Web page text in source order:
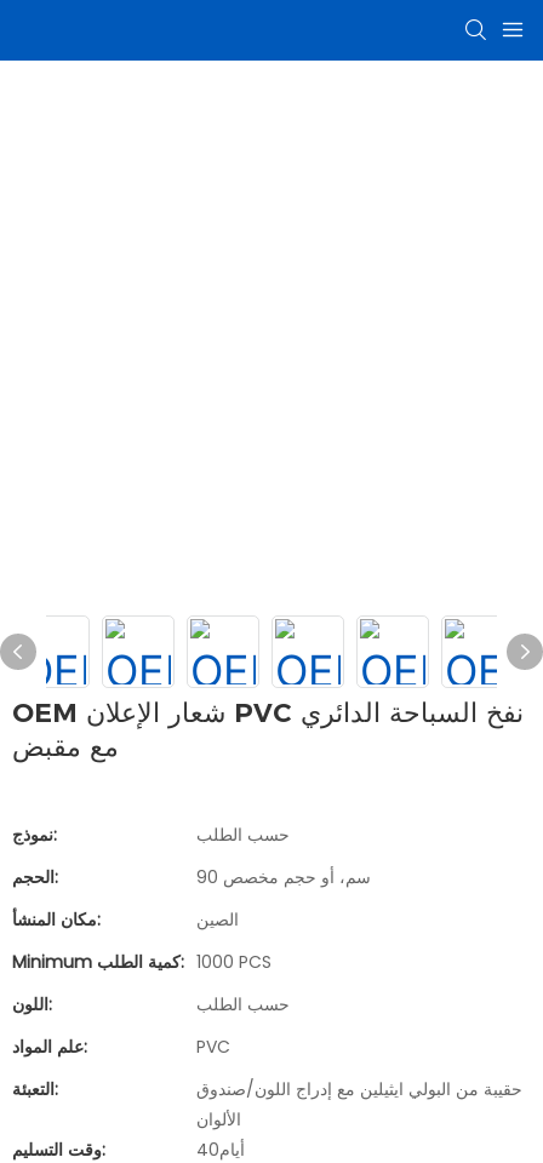
OEM شعار الإعلان PVC نفخ السباحة الدائري
مع مقبض
نموذج:
حسب الطلب
الحجم:
90 سم، أو حجم مخصص
مكان المنشأ:
الصين
Minimum كمية الطلب: 1000 PCS
اللون:
حسب الطلب
علم المواد:
PVC
التعبئة:
حقيبة من البولي ايثيلين مع إدراج اللون/صندوق
الألوان
وقت التسليم:
أيام40